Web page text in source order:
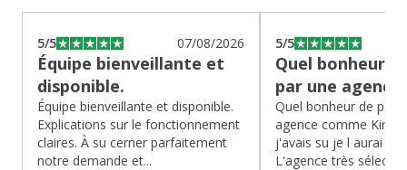
5/5 07/08/2026
Équipe bienveillante et
disponible.
Équipe bienveillante et disponible.
Explications sur le fonctionnement
claires. À su cerner parfaitement
notre demande et...
5/5
Quel bonheur
par une
Quel bonheur de
agence comme
j'avais su je l aurai
L'agence très